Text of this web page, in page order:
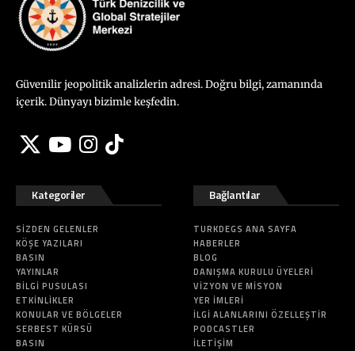
Güvenilir jeopolitik analizlerin adresi. Doğru bilgi, zamanında
içerik. Dünyayı bizimle keşfedin.
Kategoriler
SIZDEN GELENLER
KÖŞE YAZILARI
BASIN
YAYINLAR
BILGI PUSULASI
ETKINLIKLER
KONULAR VE BÖLGELER
SERBEST KÜRSÜ
BASIN
Bağlantılar
TURKDEGS ANA SAYFA
HABERLER
BLOG
DANIŞMA KURULU ÜYELERI
VIZYON VE MISYON
YER İMLERI
İLGI ALANLARINI ÖZELLEŞTIR
PODCASTLER
İLETIŞIM